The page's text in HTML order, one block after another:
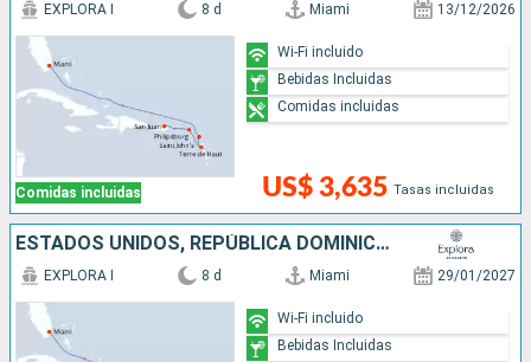
Comidas incluidas
EXPLORA I 8 d Miami 13/12/2026
US$ 3,635 Tasas incluidas
Wi-Fi incluido
Bebidas Incluidas
Comidas incluidas
ESTADOS UNIDOS, REPÚBLICA DOMINICANA, SAN MARTÍN, PUERTO RICO
EXPLORA I 8 d Miami 29/01/2027
Wi-Fi incluido
Bebidas Incluidas